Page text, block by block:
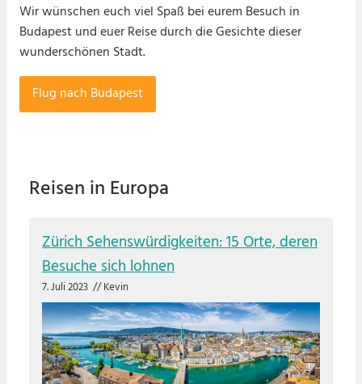
Wir wünschen euch viel Spaß bei eurem Besuch in
Budapest und euer Reise durch die Gesichte dieser
wunderschönen Stadt.
Flug nach Budapest
Reisen in Europa
Zürich Sehenswürdigkeiten: 15 Orte, deren
Besuche sich lohnen
7. Juli 2023 //Kevin